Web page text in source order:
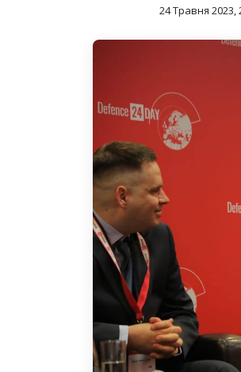
24 Травня 2023,